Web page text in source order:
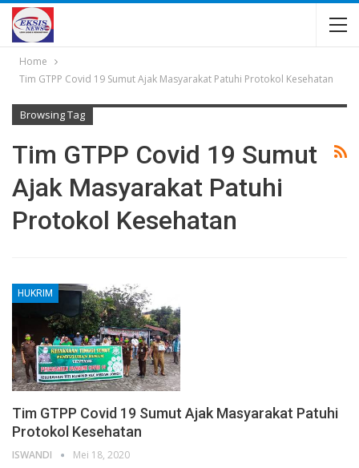
Home
Tim GTPP Covid 19 Sumut Ajak Masyarakat Patuhi Protokol Kesehatan
Browsing Tag
Tim GTPP Covid 19 Sumut
Ajak Masyarakat Patuhi
Protokol Kesehatan
HUKRIM
Tim GTPP Covid 19 Sumut Ajak Masyarakat Patuhi
Protokol Kesehatan
ISWANDI Mei 18, 2020